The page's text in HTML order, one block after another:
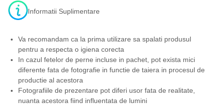
Informatii Suplimentare
Va recomandam ca la prima utilizare sa spalati produsul
pentru a respecta o igiena corecta
In cazul fetelor de perne incluse in pachet, pot exista mici
diferente fata de fotografie in functie de taiera in procesul de
productie al acestora
Fotografiile de prezentare pot diferi usor fata de realitate,
nuanta acestora fiind influentata de lumini